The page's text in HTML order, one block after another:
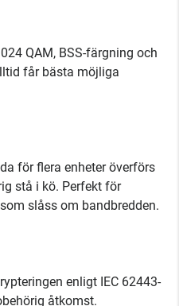
QAM, BSS-färgning och
får bästa möjliga
för flera enheter överförs
stå i kö. Perfekt för
slåss om bandbredden.
enligt IEC 62443-
åtkomst.